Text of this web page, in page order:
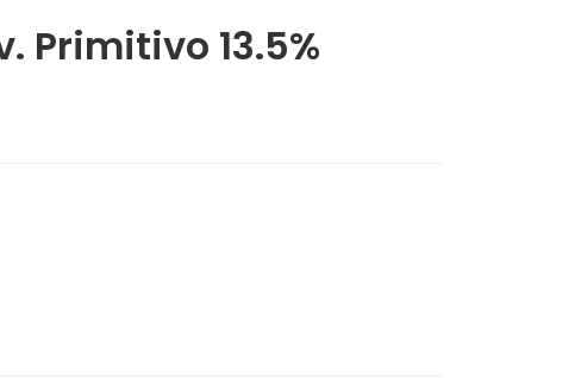
Primitivo 13.5%